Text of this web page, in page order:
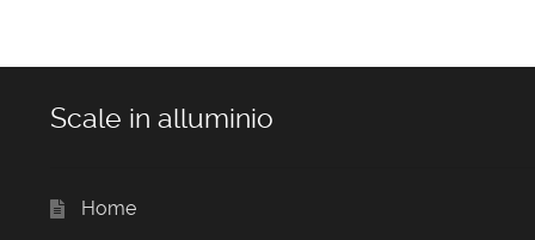
Scale in alluminio
Home